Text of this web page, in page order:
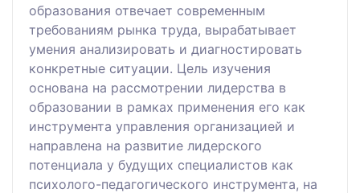
образования отвечает современным
требованиям рынка труда, вырабатывает
умения анализировать и диагностировать
конкретные ситуации. Цель изучения
основана на рассмотрении лидерства в
образовании в рамках применения его как
инструмента управления организацией и
направлена на развитие лидерского
потенциала у будущих специалистов как
психолого-педагогического инструмента, на